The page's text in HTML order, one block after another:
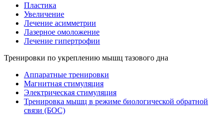
Пластика
Увеличение
Лечение асимметрии
Лазерное омоложение
Лечение гипертрофии
Тренировки по укреплению мышц тазового дна
Аппаратные тренировки
Магнитная стимуляция
Электрическая стимуляция
Тренировка мышц в режиме биологической обратной
связи (БОС)